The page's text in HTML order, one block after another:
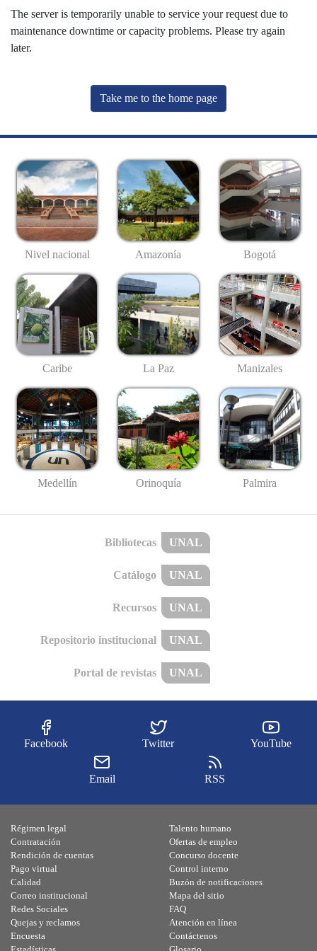
The server is temporarily unable to service your request due to
maintenance downtime or capacity problems. Please try again
later.
Take me to the home page
Nivel nacional Amazonía Bogotá
Caribe La Paz Manizales
Medellín Orinoquía Palmira
Bibliotecas UNAL
Catálogo UNAL
Recursos UNAL
Repositorio institucional UNAL
Portal de revistas UNAL
Facebook Twitter YouTube
Email RSS
Régimen legal
Contratación
Rendición de cuentas
Pago virtual
Calidad
Talento humano
Ofertas de empleo
Concurso docente
Control interno
Buzón de notificaciones
Correo institucional
Redes Sociales
Quejas y reclamos
Encuesta
Mapa del sitio
FAQ
Atención en línea
Contáctenos